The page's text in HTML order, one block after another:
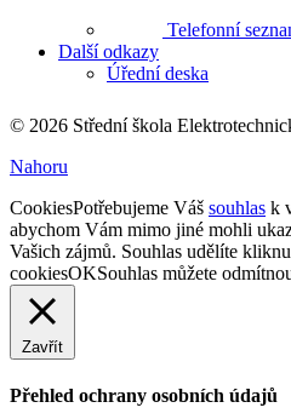
Telefonní
Další odkazy
Úřední deska
© 2026 Střední škola
Nahoru
CookiesPotřebujeme Váš souhlas k
abychom Vám mimo jiné mohli
Vašich zájmů. Souhlas udělíte
cookiesOKSouhlas můžete
Zavřít
Přehled ochrany osobních údajů